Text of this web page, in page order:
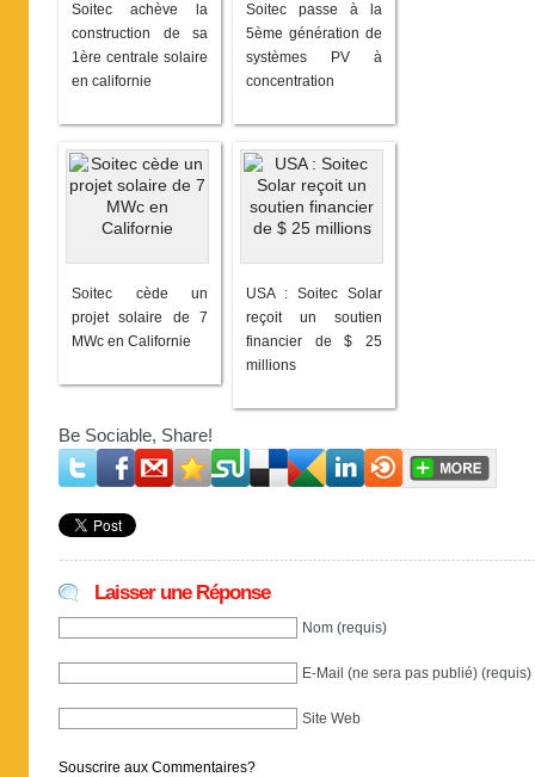
Soitec achève la
construction de sa
1ère centrale solaire
en californie
Soitec passe à la
5ème génération de
systèmes PV à
concentration
Soitec cède un
projet solaire de 7
MWc en Californie
USA : Soitec Solar
reçoit un soutien
financier de $ 25
millions
Be Sociable, Share!
Laisser une Réponse
Nom (requis)
E-Mail (ne sera pas publié) (requis)
Site Web
Souscrire aux Commentaires?